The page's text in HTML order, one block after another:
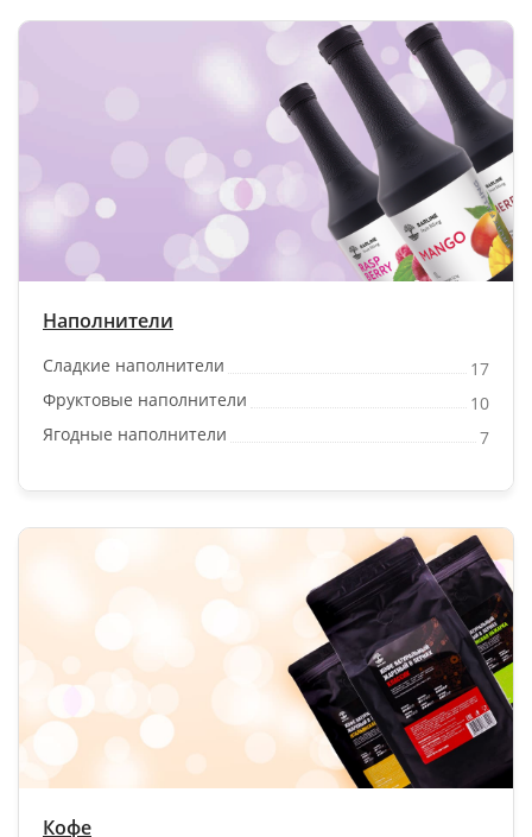
Наполнители
Сладкие наполнители
17
Фруктовые наполнители
10
Ягодные наполнители
7
Кофе